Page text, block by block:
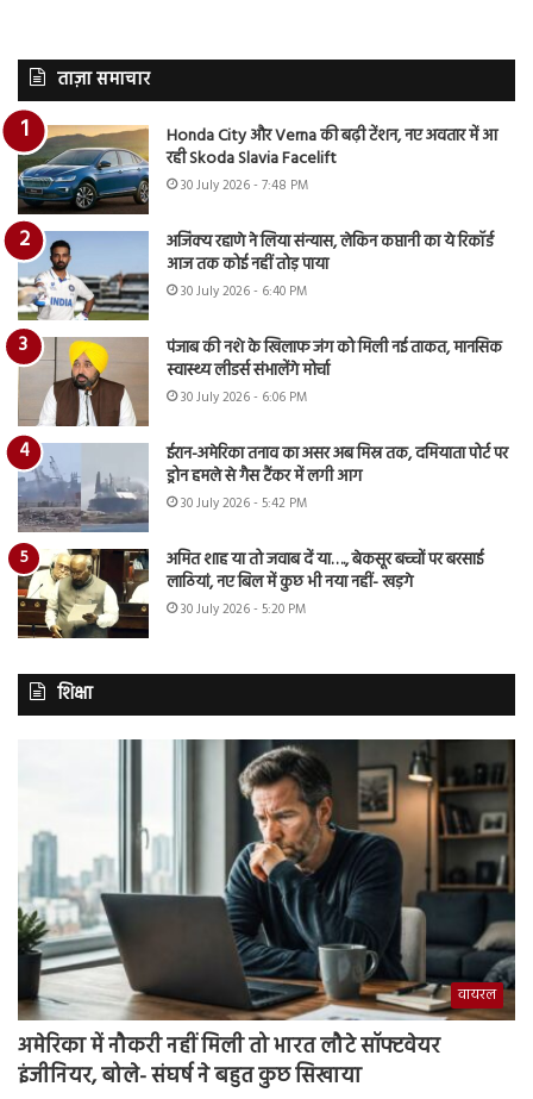
ताज़ा समाचार
Honda City और Verna की बढ़ी टेंशन, नए अवतार में आ
रही Skoda Slavia Facelift
30 July 2026 - 7:48 PM
अजिंक्य रहाणे ने लिया संन्यास, लेकिन कप्तानी का ये रिकॉर्ड
आज तक कोई नहीं तोड़ पाया
30 July 2026 - 6:40 PM
पंजाब की नशे के खिलाफ जंग को मिली नई ताकत, मानसिक
स्वास्थ्य लीडर्स संभालेंगे मोर्चा
30 July 2026 - 6:06 PM
ईरान-अमेरिका तनाव का असर अब मिस्र तक, दमियाता पोर्ट पर
ड्रोन हमले से गैस टैंकर में लगी आग
30 July 2026 - 5:42 PM
अमित शाह या तो जवाब दें या…., बेकसूर बच्चों पर बरसाई
लाठियां, नए बिल में कुछ भी नया नहीं- खड़गे
30 July 2026 - 5:20 PM
शिक्षा
वायरल
अमेरिका में नौकरी नहीं मिली तो भारत लौटे सॉफ्टवेयर
इंजीनियर, बोले- संघर्ष ने बहुत कुछ सिखाया